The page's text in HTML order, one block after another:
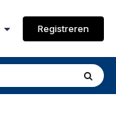
Registreren